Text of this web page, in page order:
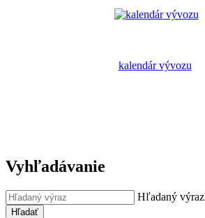
kalendár vývozu
Vyhľadávanie
Hľadaný výraz
Hľadať